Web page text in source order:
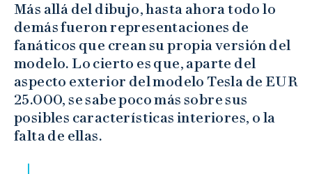
Más allá del dibujo, hasta ahora todo lo
demás fueron representaciones de
fanáticos que crean su propia versión del
modelo. Lo cierto es que, aparte del
aspecto exterior del modelo Tesla de EUR
25.000, se sabe poco más sobre sus
posibles características interiores, o la
falta de ellas.